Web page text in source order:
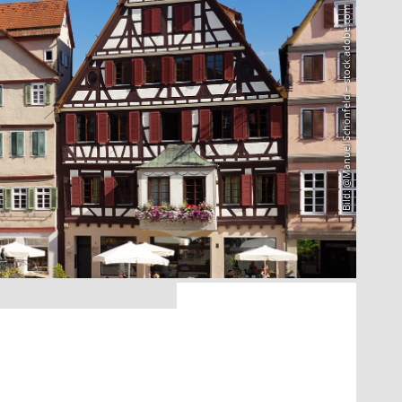
Bild: @Manuel Schönfeld – stock.adobe.com